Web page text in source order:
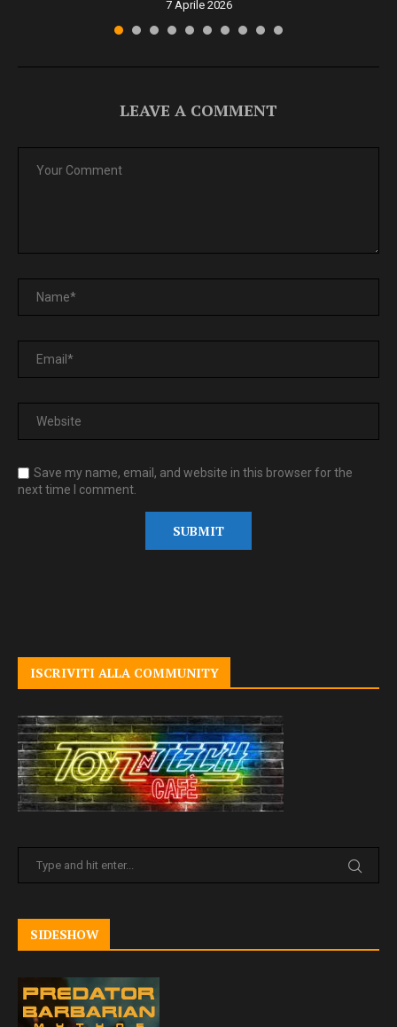
7 Aprile 2026
LEAVE A COMMENT
Save my name, email, and website in this browser for the
next time I comment.
ISCRIVITI ALLA COMMUNITY
SIDESHOW